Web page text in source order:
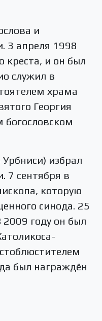
и
3 апреля 1998
креста, и он был
служил в
храма
Георгия
избрал
7 сентября в
которую
синода. 25
году он был
был награждён